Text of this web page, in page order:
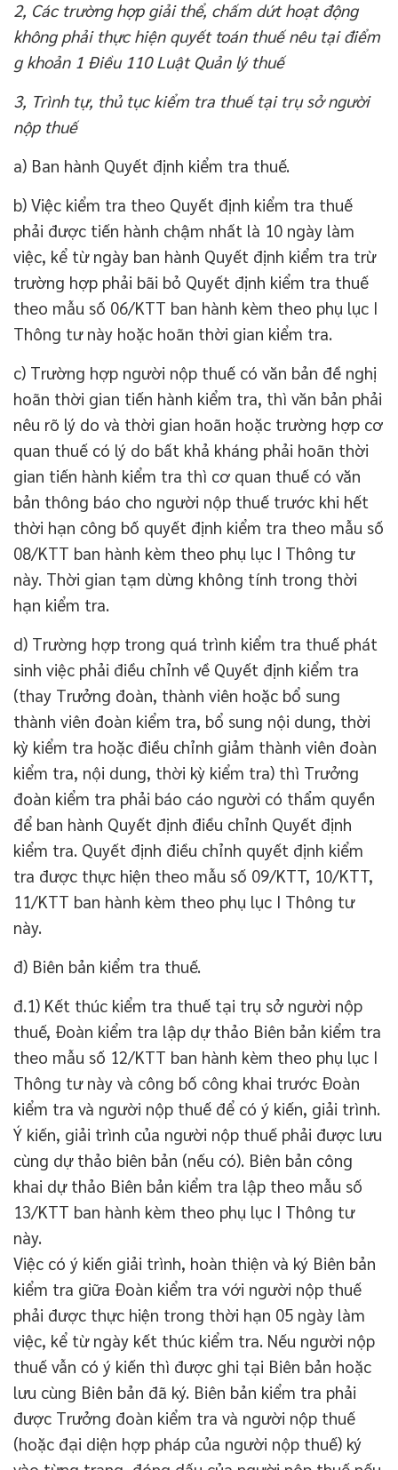
2, Các trường hợp giải thể, chấm dứt hoạt động
không phải thực hiện quyết toán thuế nêu tại điểm
g khoản 1 Điều 110 Luật Quản lý thuế
3, Trình tự, thủ tục kiểm tra thuế tại trụ sở người
nộp thuế
a) Ban hành Quyết định kiểm tra thuế.
b) Việc kiểm tra theo Quyết định kiểm tra thuế
phải được tiến hành chậm nhất là 10 ngày làm
việc, kể từ ngày ban hành Quyết định kiểm tra trừ
trường hợp phải bãi bỏ Quyết định kiểm tra thuế
theo mẫu số 06/KTT ban hành kèm theo phụ lục I
Thông tư này hoặc hoãn thời gian kiểm tra.
c) Trường hợp người nộp thuế có văn bản đề nghị
hoãn thời gian tiến hành kiểm tra, thì văn bản phải
nêu rõ lý do và thời gian hoãn hoặc trường hợp cơ
quan thuế có lý do bất khả kháng phải hoãn thời
gian tiến hành kiểm tra thì cơ quan thuế có văn
bản thông báo cho người nộp thuế trước khi hết
thời hạn công bố quyết định kiểm tra theo mẫu số
08/KTT ban hành kèm theo phụ lục I Thông tư
này. Thời gian tạm dừng không tính trong thời
hạn kiểm tra.
d) Trường hợp trong quá trình kiểm tra thuế phát
sinh việc phải điều chỉnh về Quyết định kiểm tra
(thay Trưởng đoàn, thành viên hoặc bổ sung
thành viên đoàn kiểm tra, bổ sung nội dung, thời
kỳ kiểm tra hoặc điều chỉnh giảm thành viên đoàn
kiểm tra, nội dung, thời kỳ kiểm tra) thì Trưởng
đoàn kiểm tra phải báo cáo người có thẩm quyền
để ban hành Quyết định điều chỉnh Quyết định
kiểm tra. Quyết định điều chỉnh quyết định kiểm
tra được thực hiện theo mẫu số 09/KTT, 10/KTT,
11/KTT ban hành kèm theo phụ lục I Thông tư
này.
đ) Biên bản kiểm tra thuế.
đ.1) Kết thúc kiểm tra thuế tại trụ sở người nộp
thuế, Đoàn kiểm tra lập dự thảo Biên bản kiểm tra
theo mẫu số 12/KTT ban hành kèm theo phụ lục I
Thông tư này và công bố công khai trước Đoàn
kiểm tra và người nộp thuế để có ý kiến, giải trình.
Ý kiến, giải trình của người nộp thuế phải được lưu
cùng dự thảo biên bản (nếu có). Biên bản công
khai dự thảo Biên bản kiểm tra lập theo mẫu số
13/KTT ban hành kèm theo phụ lục I Thông tư
này.
Việc có ý kiến giải trình, hoàn thiện và ký Biên bản
kiểm tra giữa Đoàn kiểm tra với người nộp thuế
phải được thực hiện trong thời hạn 05 ngày làm
việc, kể từ ngày kết thúc kiểm tra. Nếu người nộp
thuế vẫn có ý kiến thì được ghi tại Biên bản hoặc
lưu cùng Biên bản đã ký. Biên bản kiểm tra phải
được Trưởng đoàn kiểm tra và người nộp thuế
(hoặc đại diện hợp pháp của người nộp thuế) ký